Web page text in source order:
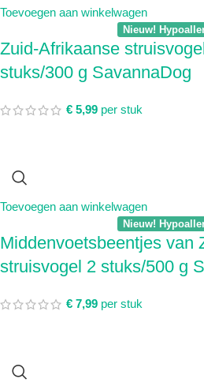
Toevoegen aan winkelwagen
Nieuw!
Zuid-Afrikaanse
stuks/300 g SavannaDog
€ 5,99 per stuk
Toevoegen aan winkelwagen
Nieuw!
Middenvoetsbeentjes van
struisvogel 2 stuks/500 g
€ 7,99 per stuk